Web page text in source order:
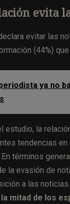
evita
evitar las
(44%)
ya no
la
tendencias
términos
la evasión de
a las noticias
la mitad de los